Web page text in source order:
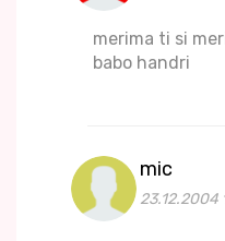
merima ti si
babo handri
mic
23.12.2004